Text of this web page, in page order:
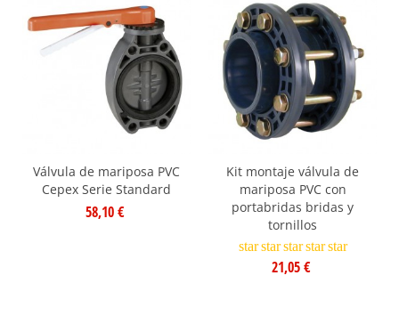
Válvula de mariposa PVC
Cepex Serie Standard
58,10 €
Kit montaje válvula de
mariposa PVC con
portabridas bridas y
tornillos
star star star star star
21,05 €